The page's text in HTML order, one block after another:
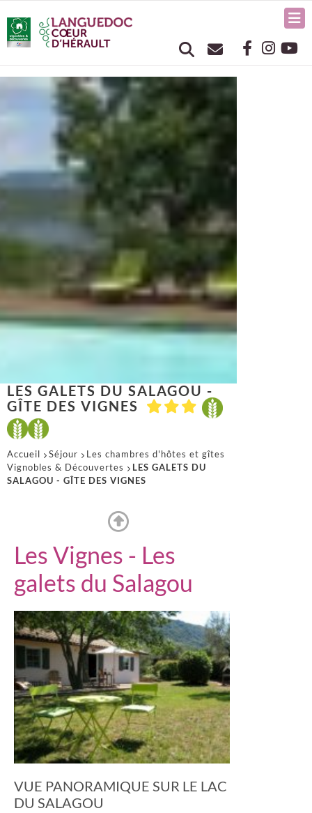
LES GALETS DU SALAGOU -
GÎTE DES VIGNES
Accueil Séjour
Les chambres d'hôtes et gîtes
Vignobles & Découvertes
LES GALETS DU
SALAGOU - GÎTE DES VIGNES
Les Vignes - Les
galets du Salagou
VUE PANORAMIQUE SUR LE LAC
DU SALAGOU